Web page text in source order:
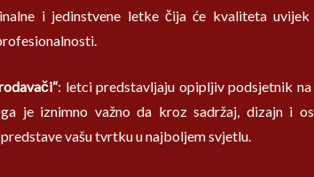
i jedinstvene letke čija će kvaliteta
: letci predstavljaju opipljiv podsjetnik na
je iznimno važno da kroz sadržaj, dizajn i
vašu tvrtku u najboljem svjetlu.